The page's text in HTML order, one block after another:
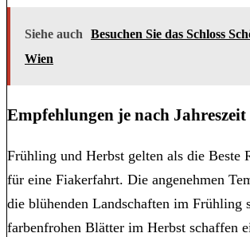
Siehe auch Besuchen Sie das Schloss
Wien
Empfehlungen je nach Jahreszeit
Frühling und Herbst gelten als die Beste
für eine Fiakerfahrt. Die angenehmen
die blühenden Landschaften im Frühling
farbenfrohen Blätter im Herbst schaffen